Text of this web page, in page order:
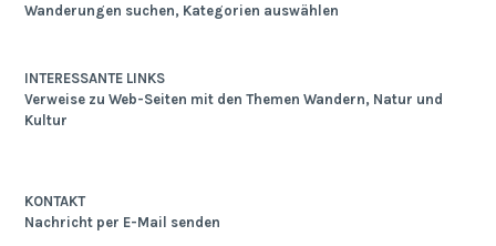
Wanderungen suchen, Kategorien auswählen
INTERESSANTE LINKS
Verweise zu Web-Seiten mit den Themen Wandern, Natur und
Kultur
KONTAKT
Nachricht per E-Mail senden